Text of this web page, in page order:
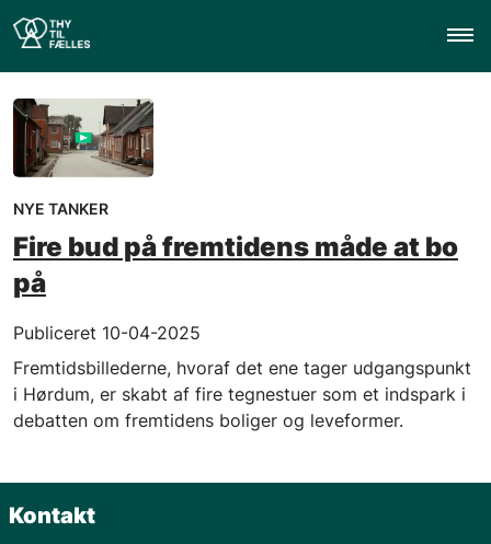
NYE TANKER
Fire bud på fremtidens måde at bo
på
Publiceret 10-04-2025
Fremtidsbillederne, hvoraf det ene tager udgangspunkt
i Hørdum, er skabt af fire tegnestuer som et indspark i
debatten om fremtidens boliger og leveformer.
Kontakt